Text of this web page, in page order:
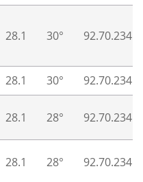
28.1 30°
28.1 30°
28.1 28°
28.1 28°